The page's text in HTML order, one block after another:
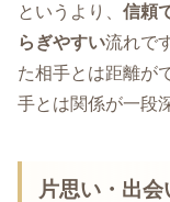
というより、 信頼
らぎやすい流れで
た相手とは距離が
手とは関係が一段
片思い・出会